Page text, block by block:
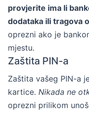
provjerite ima li
dodataka ili tragova
oprezni ako je
mjestu.
Zaštita PIN-a
Zaštita vašeg PIN-a
kartice. Nikada ne
oprezni prilikom